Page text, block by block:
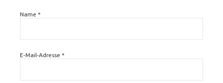
Name *
E-Mail-Adresse *